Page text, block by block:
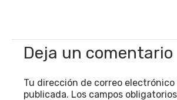
Deja un comentario
Tu dirección de correo electrónico
publicada. Los campos